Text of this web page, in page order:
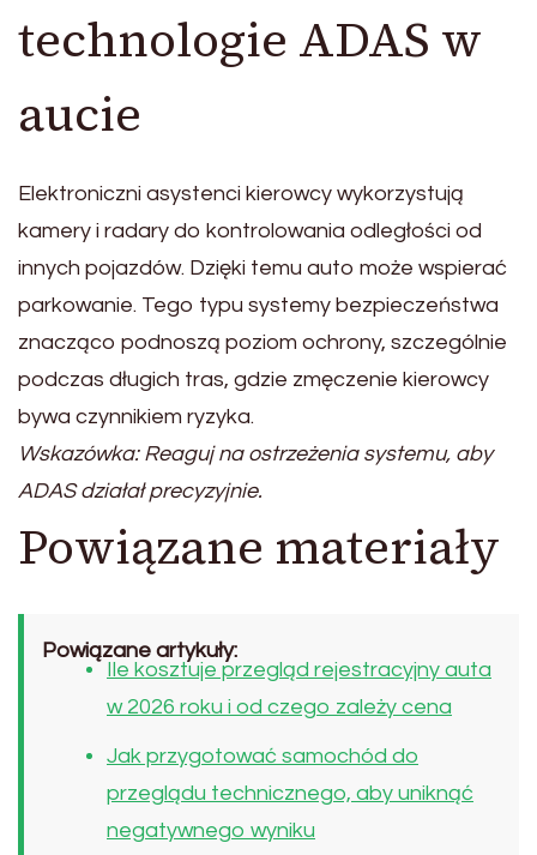
technologie ADAS w
aucie
Elektroniczni asystenci kierowcy wykorzystują
kamery i radary do kontrolowania odległości od
innych pojazdów. Dzięki temu auto może wspierać
parkowanie. Tego typu systemy bezpieczeństwa
znacząco podnoszą poziom ochrony, szczególnie
podczas długich tras, gdzie zmęczenie kierowcy
bywa czynnikiem ryzyka.
Wskazówka: Reaguj na ostrzeżenia systemu, aby
ADAS działał precyzyjnie.
Powiązane materiały
Powiązane artykuły:
Ile kosztuje przegląd rejestracyjny auta
w 2026 roku i od czego zależy cena
Jak przygotować samochód do
przeglądu technicznego, aby uniknąć
negatywnego wyniku